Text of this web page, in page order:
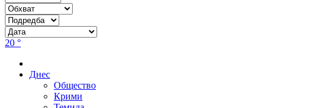
20 °
Днес
Общество
Крими